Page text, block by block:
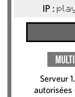
IP :
Multi
Serveur
autorisées